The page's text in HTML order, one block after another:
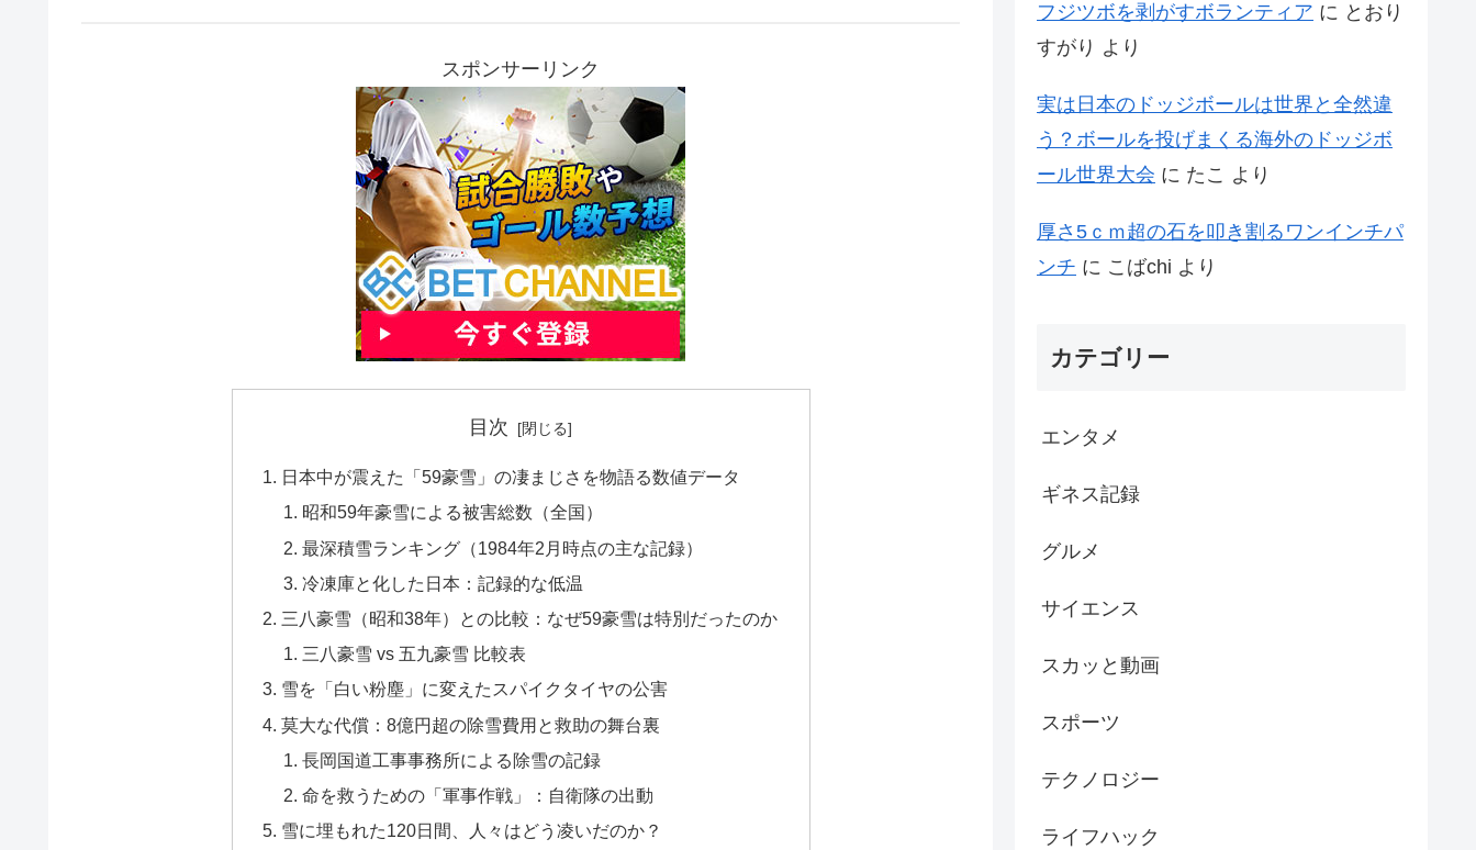
スポンサーリンク
目次
日本中が震えた「59豪雪」の凄まじさを物語る数値データ
昭和59年豪雪による被害総数（全国）
最深積雪ランキング（1984年2月時点の主な記録）
冷凍庫と化した日本：記録的な低温
三八豪雪（昭和38年）との比較：なぜ59豪雪は特別だったのか
三八豪雪 vs 五九豪雪 比較表
雪を「白い粉塵」に変えたスパイクタイヤの公害
莫大な代償：8億円超の除雪費用と救助の舞台裏
長岡国道工事事務所による除雪の記録
命を救うための「軍事作戦」：自衛隊の出動
雪に埋もれた120日間、人々はどう凌いだのか？
フジツボを剥がすボランティア に とおり
すがり より
実は日本のドッジボールは世界と全然違
う？ボールを投げまくる海外のドッジボ
ール世界大会 に たこ より
厚さ5ｃｍ超の石を叩き割るワンインチパ
ンチ に こばchi より
カテゴリー
エンタメ
ギネス記録
グルメ
サイエンス
スカッと動画
スポーツ
テクノロジー
ライフハック